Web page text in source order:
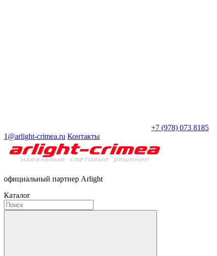
+7 (978) 073 8185
1@arlight-crimea.ru Контакты
официальный партнер Arlight
Каталог